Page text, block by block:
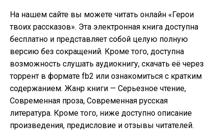
На нашем сайте вы можете читать онлайн «Герои
твоих рассказов». Эта электронная книга доступна
бесплатно и представляет собой целую полную
версию без сокращений. Кроме того, доступна
возможность слушать аудиокнигу, скачать её через
торрент в формате fb2 или ознакомиться с кратким
содержанием. Жанр книги — Серьезное чтение,
Современная проза, Современная русская
литература. Кроме того, ниже доступно описание
произведения, предисловие и отзывы читателей.